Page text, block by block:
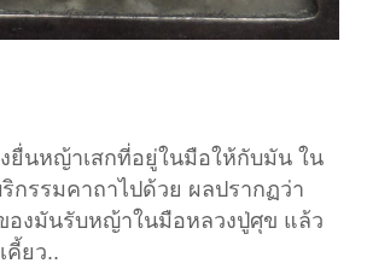
ยื่นหญ้าเสกที่อยู่ในมือให้กับมัน ใน
กรรมคาถาไปด้วย ผลปรากฏว่า
ของมันรับหญ้าในมือหลวงปู่ศุข แล้ว
คี้ยว..